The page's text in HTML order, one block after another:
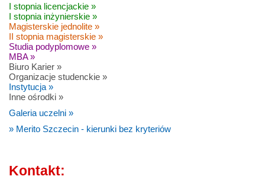
I stopnia licencjackie »
I stopnia inżynierskie »
Magisterskie jednolite »
II stopnia magisterskie »
Studia podyplomowe »
MBA »
Biuro Karier »
Organizacje studenckie »
Instytucja »
Inne ośrodki »
Galeria uczelni »
» Merito Szczecin - kierunki bez kryteriów
Kontakt: